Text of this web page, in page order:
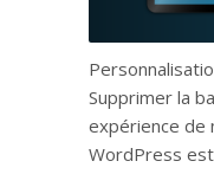
Supprimer la
expérience de
WordPress